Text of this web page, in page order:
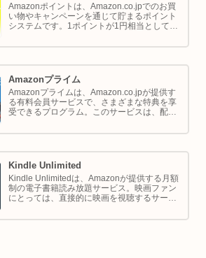
Amazonポイントは、Amazon.co.jpでのお買
い物やキャンペーンを通じて貯まるポイント
システムです。1ポイントが1円相当として、
では Amazon ポイントの使い方と貯め方を解
Amazonプライム
Amazonプライムは、Amazon.co.jpが提供す
る有料会員サービスで、さまざまな特典を享
受できるプログラム。このサービスは、配送
実、さらには限定割引までをカバーし、日常
Kindle Unlimited
Kindle Unlimitedは、Amazonが提供する月額
制の電子書籍読み放題サービス。映画ファン
にとっては、直接的に映画を視聴するサービ
理解し、楽しむための間接的なツールとして